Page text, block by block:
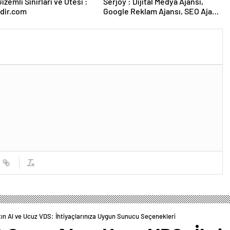
Google Reklam Ajansı, SEO Ajansı
Al ve Ucuz VDS: İhtiyaçlarınıza Uygun Sunucu Seçenekleri